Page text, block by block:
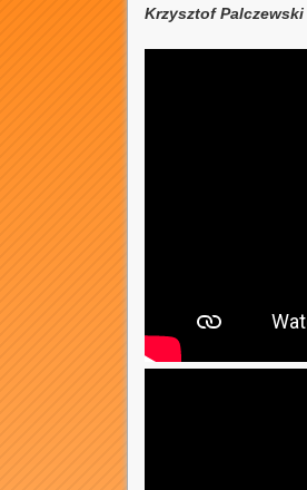
Krzysztof Palczewski